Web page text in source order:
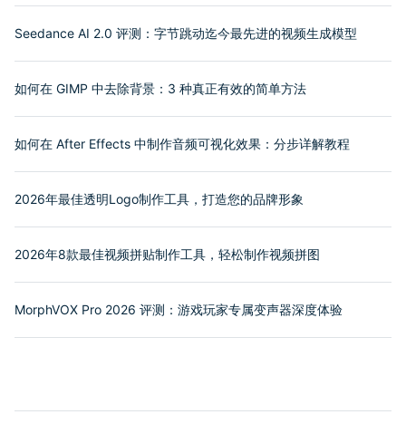
Seedance AI 2.0 评测：字节跳动迄今最先进的视频生成模型
如何在 GIMP 中去除背景：3 种真正有效的简单方法
如何在 After Effects 中制作音频可视化效果：分步详解教程
2026年最佳透明Logo制作工具，打造您的品牌形象
2026年8款最佳视频拼贴制作工具，轻松制作视频拼图
MorphVOX Pro 2026 评测：游戏玩家专属变声器深度体验